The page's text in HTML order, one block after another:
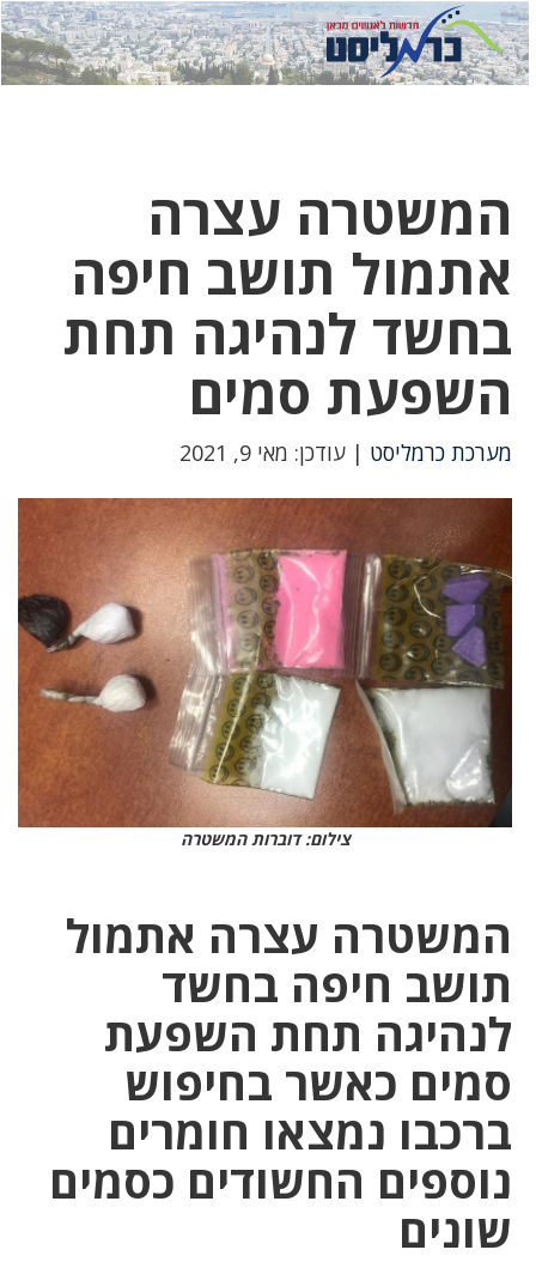
לחץ
כאן
לחץ
כדי
המשטרה עצרה
אתמול תושב חיפה
בחשד לנהיגה תחת
השפעת סמים
מערכת כרמליסט | עודכן: מאי 9, 2021
צילום: דוברות המשטרה
המשטרה עצרה אתמול
תושב חיפה בחשד
לנהיגה תחת השפעת
סמים כאשר בחיפוש
ברכבו נמצאו חומרים
נוספים החשודים כסמים
שונים